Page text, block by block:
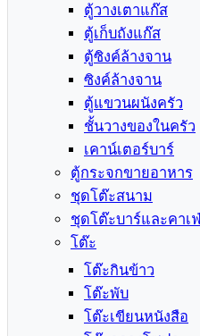
ตู้วางเตาแก๊ส
ตู้เก็บถังแก๊ส
ตู้ซิงค์ล้างจาน
ซิงค์ล้างจาน
ตู้แขวนผนังครัว
ชั้นวางของในครัว
เคาน์เตอร์บาร์
ตู้กระจกขายอาหาร
ชุดโต๊ะสนาม
ชุดโต๊ะบาร์และคาเฟ่
โต๊ะ
โต๊ะกินข้าว
โต๊ะพับ
โต๊ะเขียนหนังสือ